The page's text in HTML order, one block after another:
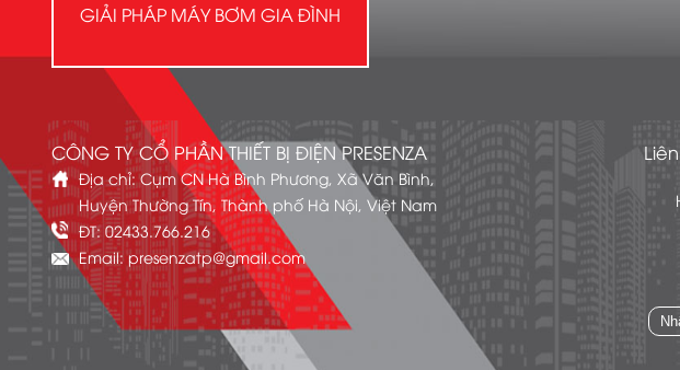
GIẢI PHÁP MÁY BƠM GIA ĐÌNH
CÔNG TY CỔ PHẦN THIẾT BỊ ĐIỆN PRESENZA
Địa chỉ: Cụm CN Hà Bình Phương, Xã Văn Bình,
Huyện Thường Tín, Thành phố Hà Nội, Việt Nam
ĐT: 02433.766.216
Email: presenzatp@gmail.com